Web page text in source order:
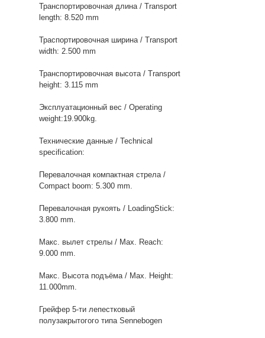
Транспортировочная длина / Transport
length: 8.520 mm
Траспортировочная ширина / Transport
width: 2.500 mm
Транспортировочная высота / Transport
height: 3.115 mm
Эксплуатационный вес / Operating
weight:19.900kg.
Технические данные / Technical
specification:
Перевалочная компактная стрела /
Compact boom: 5.300 mm.
Перевалочная рукоять / LoadingStick:
3.800 mm.
Макс. вылет стрелы / Max. Reach:
9.000 mm.
Макс. Высота подъёма / Max. Height:
11.000mm.
Грейфер 5-ти лепестковый
полузакрытогого типа Sennebogen